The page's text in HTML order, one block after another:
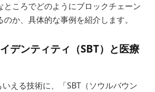
ところでどのようにブロックチェーン
か、具体的な事例を紹介します。
デンティティ（SBT）と医療
える技術に、「SBT（ソウルバウン